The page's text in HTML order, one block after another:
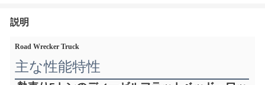
説明
Road Wrecker Truck
主な性能特性